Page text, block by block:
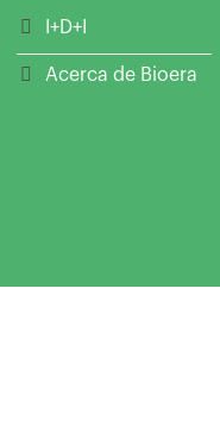
I+D+I
Acerca de Bioera